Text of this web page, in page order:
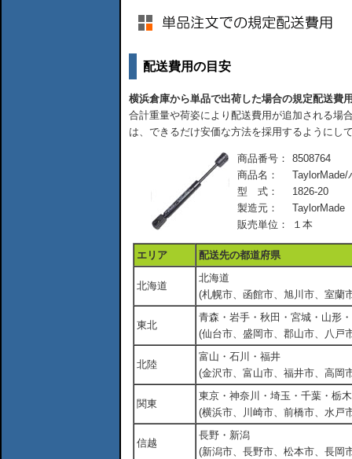
配送費用の目安
横浜倉庫から単品で出荷した場合の規定配送費
合計重量や荷姿により配送費用が追加される場
は、できるだけ安価な方法を採用するようにし
商品番号：
8508764
商品名：
TaylorMade/
型 式：
1826-20
製造元：
TaylorMade
販売単位：
１本
エリア 配送先の都道府県
北海道
北海道
(札幌市、函館市、旭川市、室蘭
東北
青森・岩手・秋田・宮城・山形
(仙台市、盛岡市、郡山市、八戸
北陸
富山・石川・福井
(金沢市、富山市、福井市、高岡
関東
東京・神奈川・埼玉・千葉・栃
(横浜市、川崎市、前橋市、水戸
信越
長野・新潟
(新潟市、長野市、松本市、長岡